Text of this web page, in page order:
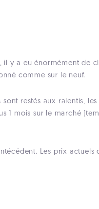
y a eu énormément de
comme sur le neuf.
restés aux ralentis,
1 mois sur le marché
Les prix